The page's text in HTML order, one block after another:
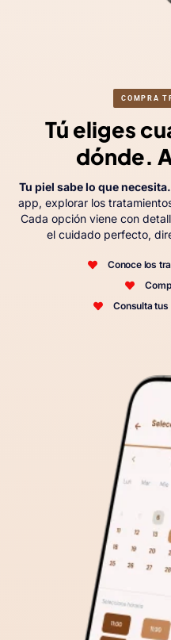
COMPRA
Tú eliges
dónde.
Tu piel sabe lo que
app, explorar los
Cada opción viene con
el cuidado perfecto,
Conoce los
Consulta tus